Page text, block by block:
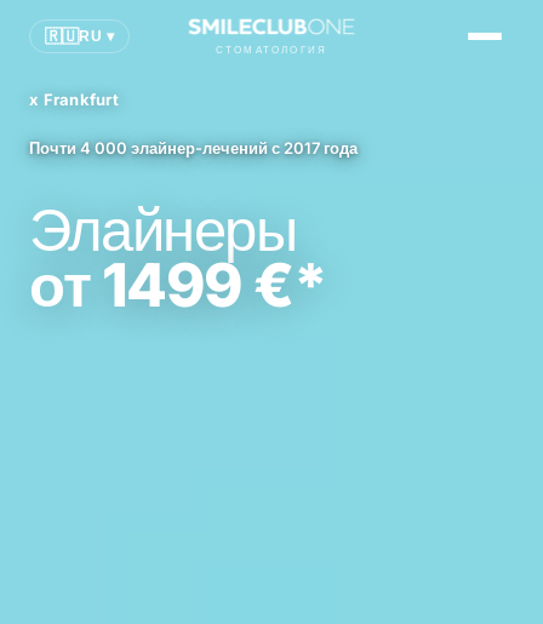
🇷🇺RU ▾
СТОМАТОЛОГИЯ
CGN
x Frankfurt
Почти 4 000 элайнер-лечений с 2017 года
Элайнеры
от 1499 €*